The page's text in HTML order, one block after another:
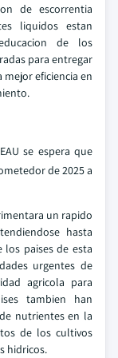
de escorrentia
liquidos estan
de los
para entregar
eficiencia en
se espera que
de 2025 a
un rapido
hasta
los paises de esta
urgentes de
agricola para
tambien han
nutrientes en la
de los cultivos
hidricos.